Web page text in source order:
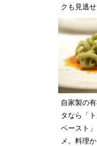
クも見逃せ
自家製の
タなら「
ペースト
メ。料理